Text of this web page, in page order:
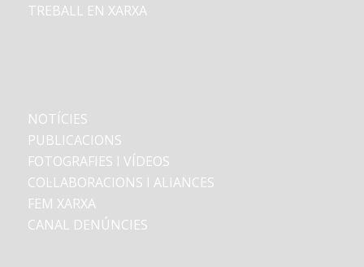
TREBALL EN XARXA
NOTÍCIES
PUBLICACIONS
FOTOGRAFIES I VÍDEOS
COL·LABORACIONS I ALIANCES
FEM XARXA
CANAL DENÚNCIES